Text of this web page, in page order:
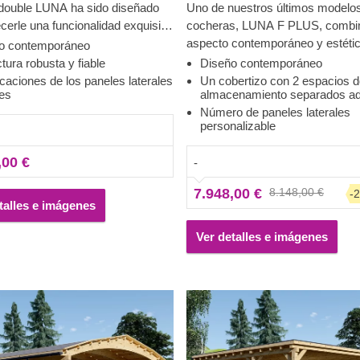
LUNA ha sido diseñado
una funcionalidad exquisita
contemporánea. Con una
y elegante, y un tejado
esta preciosa
de madera se convertirá en un
para su jardín.
un número diferente de
lo que le permite
el modelo para conseguir así
contemporáneo
robusta y fiable
de los paneles laterales
€
e imágenes
Uno de nuestros últimos
cocheras, LUNA F PLUS,
aspecto contemporáneo y
máxima funcionalidad gracias a
cobertizo de almacenamiento
dividido en dos zonas con
separadas en las partes
amplia cochera con 2 paredes
proporciona un excelente
vehículos, protegiéndolos
las duras condiciones
solar directa, el viento o la lluvia.
Diseño contemporáneo
Un cobertizo con 2 espacios
almacenamiento separados
Número de paneles laterales
personalizable
-
7.948,00 € 8.148,00 € -
Ver detalles e imágenes